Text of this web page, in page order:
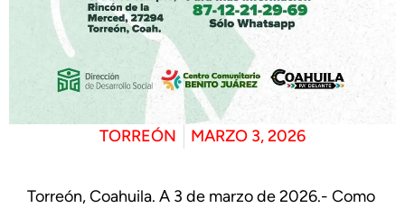
TORREÓN MARZO 3, 2026
Torreón, Coahuila. A 3 de marzo de 2026.- Como